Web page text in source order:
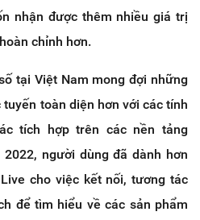
nhận được thêm nhiều giá trị
chỉnh hơn.
tại Việt Nam mong đợi những
toàn diện hơn với các tính
tích hợp trên các nền tảng
người dùng đã dành hơn
cho việc kết nối, tương tác
để tìm hiểu về các sản phẩm